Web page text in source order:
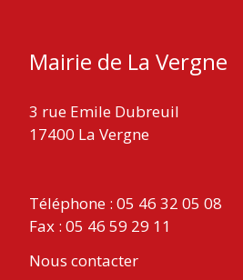
Mairie de La Vergne
3 rue Emile Dubreuil
17400 La Vergne
Téléphone : 05 46 32 05 08
Fax : 05 46 59 29 11
Nous contacter